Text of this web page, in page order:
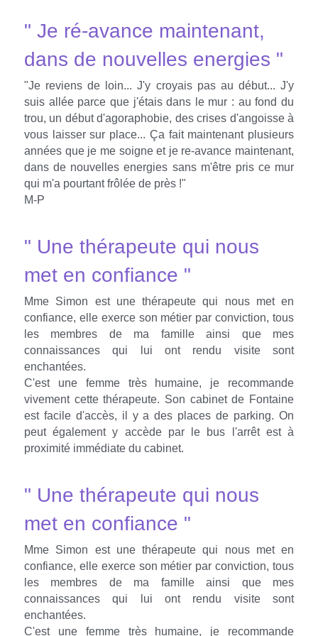
" Je ré-avance maintenant,
dans de nouvelles energies "
"Je reviens de loin... J'y croyais pas au début... J'y
suis allée parce que j'étais dans le mur : au fond du
trou, un début d'agoraphobie, des crises d'angoisse à
vous laisser sur place... Ça fait maintenant plusieurs
années que je me soigne et je re-avance maintenant,
dans de nouvelles energies sans m'être pris ce mur
qui m'a pourtant frôlée de près !"
M-P
" Une thérapeute qui nous
met en confiance "
Mme Simon est une thérapeute qui nous met en
confiance, elle exerce son métier par conviction, tous
les membres de ma famille ainsi que mes
connaissances qui lui ont rendu visite sont
enchantées.
C'est une femme très humaine, je recommande
vivement cette thérapeute. Son cabinet de Fontaine
est facile d'accès, il y a des places de parking. On
peut également y accède par le bus l'arrêt est à
proximité immédiate du cabinet.
" Une thérapeute qui nous
met en confiance "
Mme Simon est une thérapeute qui nous met en
confiance, elle exerce son métier par conviction, tous
les membres de ma famille ainsi que mes
connaissances qui lui ont rendu visite sont
enchantées.
C'est une femme très humaine, je recommande